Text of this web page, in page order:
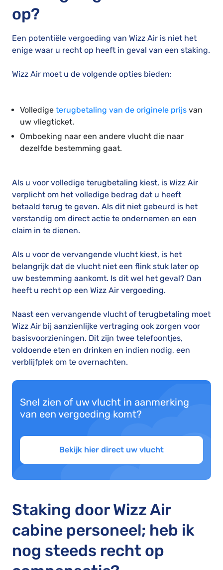
op?
Een potentiële vergoeding van Wizz Air is niet het
enige waar u recht op heeft in geval van een staking.
Wizz Air moet u de volgende opties bieden:
Volledige terugbetaling van de originele prijs van
uw vliegticket.
Omboeking naar een andere vlucht die naar
dezelfde bestemming gaat.
Als u voor volledige terugbetaling kiest, is Wizz Air
verplicht om het volledige bedrag dat u heeft
betaald terug te geven. Als dit niet gebeurd is het
verstandig om direct actie te ondernemen en een
claim in te dienen.
Als u voor de vervangende vlucht kiest, is het
belangrijk dat de vlucht niet een flink stuk later op
uw bestemming aankomt. Is dit wel het geval? Dan
heeft u recht op een Wizz Air vergoeding.
Naast een vervangende vlucht of terugbetaling moet
Wizz Air bij aanzienlijke vertraging ook zorgen voor
basisvoorzieningen. Dit zijn twee telefoontjes,
voldoende eten en drinken en indien nodig, een
verblijfplek om te overnachten.
Snel zien of uw vlucht in aanmerking
van een vergoeding komt?
Bekijk hier direct uw vlucht
Staking door Wizz Air
cabine personeel; heb ik
nog steeds recht op